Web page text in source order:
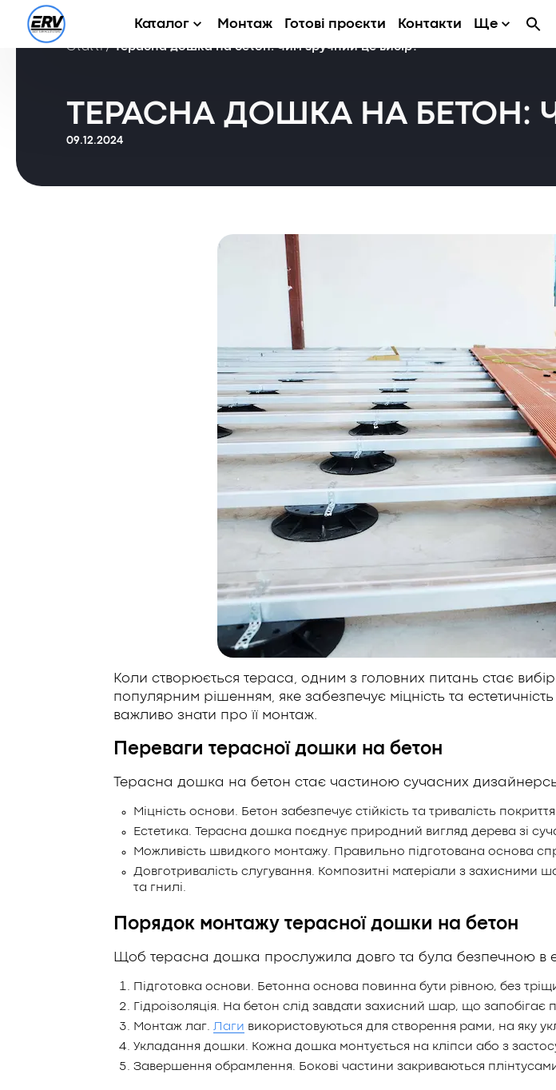
Каталог Монтаж Готові проєкти Контакти Ще
Статті / Терасна дошка на бетон: чим зручний це вибір?
ТЕРАСНА ДОШКА НА БЕТОН:
09.12.2024
Коли створюється тераса, одним з головних питань стає вибір
популярним рішенням, яке забезпечує міцність та
важливо знати про її монтаж.
Переваги терасної дошки на бетон
Терасна дошка на бетон стає частиною сучасних
Міцність основи. Бетон забезпечує стійкість та тривалість
Естетика. Терасна дошка поєднує природний вигляд дерева зі
Можливість швидкого монтажу. Правильно підготована основа
Довготривалість слугування. Композитні матеріали з
та гнилі.
Порядок монтажу терасної дошки на бетон
Щоб терасна дошка прослужила довго та була безпечною в
Підготовка основи. Бетонна основа повинна бути рівною, без
Гідроізоляція. На бетон слід завдати захисний шар, що
Монтаж лаг. Лаги використовуються для створення рами, на яку
Укладання дошки. Кожна дошка монтується на кліпси або з
Завершення обрамлення. Бокові частини закриваються